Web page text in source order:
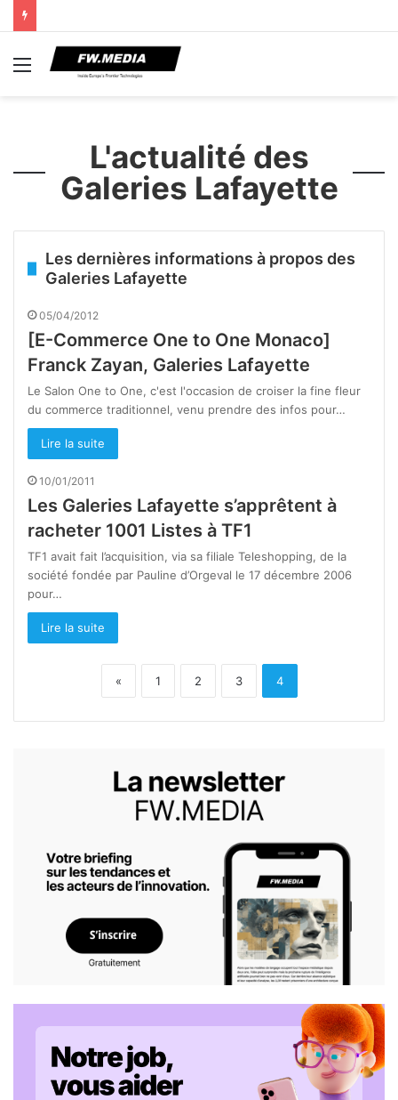
Menu
L'actualité des
Galeries Lafayette
Les dernières informations à propos des
Galeries Lafayette
05/04/2012
[E-Commerce One to One Monaco]
Franck Zayan, Galeries Lafayette
Le Salon One to One, c'est l'occasion de croiser la fine fleur
du commerce traditionnel, venu prendre des infos pour…
Lire la suite
10/01/2011
Les Galeries Lafayette s’apprêtent à
racheter 1001 Listes à TF1
TF1 avait fait l’acquisition, via sa filiale Teleshopping, de la
société fondée par Pauline d’Orgeval le 17 décembre 2006
pour…
Lire la suite
« 1 2 3 4